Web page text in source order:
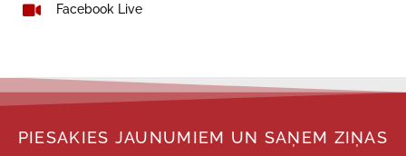
Facebook Live
PIESAKIES JAUNUMIEM UN SAŅEM ZIŅAS